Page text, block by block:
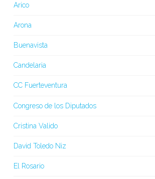
Arico
Arona
Buenavista
Candelaria
CC Fuerteventura
Congreso de los Diputados
Cristina Valido
David Toledo Niz
El Rosario